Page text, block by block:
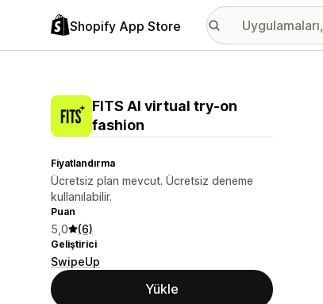
Shopify App Store
FITS AI virtual try‑on
fashion
Fiyatlandırma
Ücretsiz plan mevcut. Ücretsiz deneme
kullanılabilir.
Puan
5,0 (6)
Geliştirici
SwipeUp
Yükle